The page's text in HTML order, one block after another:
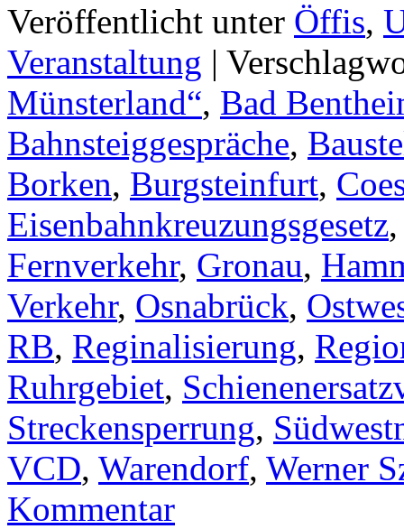
Veröffentlicht unter Öffis,
Veranstaltung |
Münsterland“, Bad
Bahnsteiggespräche,
Borken, Burgsteinfurt,
Eisenbahnkreuzungsgesetz
Fernverkehr, Gronau,
Verkehr, Osnabrück,
RB, Reginalisierung,
Ruhrgebiet,
Streckensperrung,
VCD, Warendorf, Werner
Kommentar